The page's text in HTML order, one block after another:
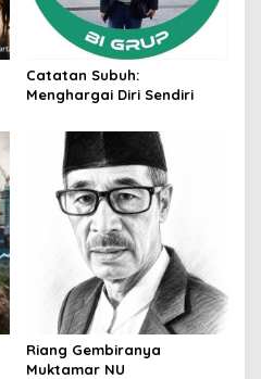
Catatan Subuh:
Menghargai Diri Sendiri
Riang Gembiranya
Muktamar NU